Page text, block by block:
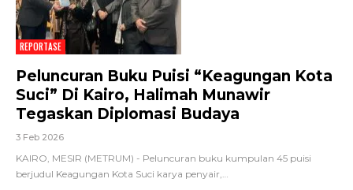
REPORTASE
Peluncuran Buku Puisi “Keagungan Kota
Suci” Di Kairo, Halimah Munawir
Tegaskan Diplomasi Budaya
3 Feb 2026
KAIRO, MESIR (METRUM) - Peluncuran buku kumpulan 45 puisi
berjudul Keagungan Kota Suci karya penyair,…